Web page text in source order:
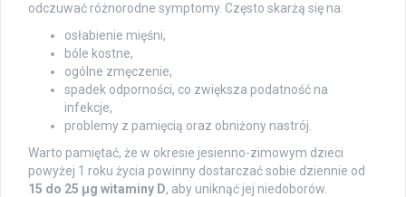
odczuwać różnorodne symptomy. Często skarżą się na:
osłabienie mięśni,
bóle kostne,
ogólne zmęczenie,
spadek odporności, co zwiększa podatność na
infekcje,
problemy z pamięcią oraz obniżony nastrój.
Warto pamiętać, że w okresie jesienno-zimowym dzieci
powyżej 1 roku życia powinny dostarczać sobie dziennie od
15 do 25 µg witaminy D, aby uniknąć jej niedoborów.